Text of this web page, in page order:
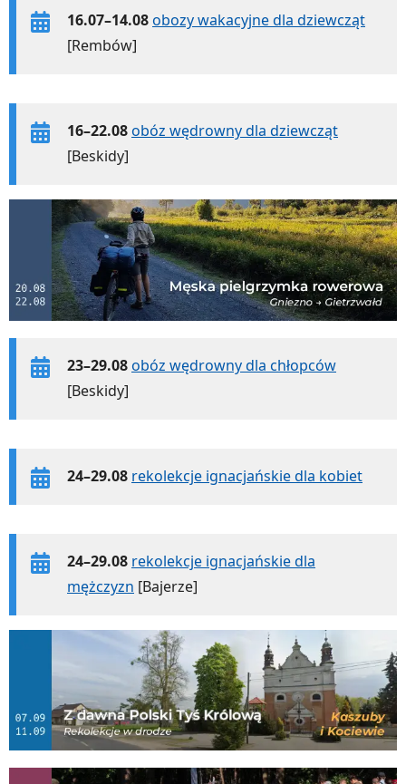
16.07–14.08obozy wakacyjne dla dziewcząt
[Rembów]
16–22.08obóz wędrowny dla dziewcząt
[Beskidy]
23–29.08obóz wędrowny dla chłopców
[Beskidy]
24–29.08 rekolekcje ignacjańskie dla kobiet
24–29.08 rekolekcje ignacjańskie dla
mężczyzn [Bajerze]